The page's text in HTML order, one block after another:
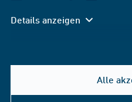
Details anzeigen
Alle